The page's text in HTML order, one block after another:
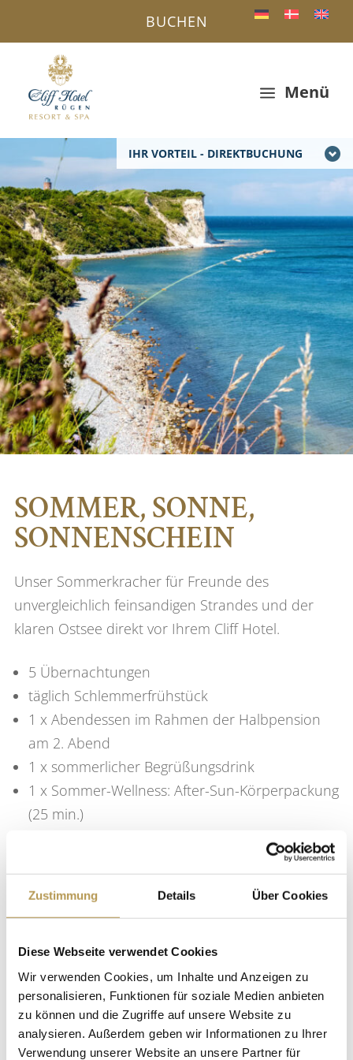
Zustimmung Details Über Cookies
Diese Webseite verwendet Cookies
Wir verwenden Cookies, um Inhalte und Anzeigen zu
personalisieren, Funktionen für soziale Medien anbieten
zu können und die Zugriffe auf unsere Website zu
analysieren. Außerdem geben wir Informationen zu Ihrer
Verwendung unserer Website an unsere Partner für
IHR VORTEIL - DIREKTBUCHUNG
a Menü
BUCHEN
SOMMER, SONNE,
SONNENSCHEIN
Unser Sommerkracher für Freunde des
unvergleichlich feinsandigen Strandes und der
klaren Ostsee direkt vor Ihrem Cliff Hotel.
5 Übernachtungen
täglich Schlemmerfrühstück
1 x Abendessen im Rahmen der Halbpension
am 2. Abend
1 x sommerlicher Begrüßungsdrink
1 x Sommer-Wellness: After-Sun-Körperpackung
(25 min.)
1 x Kaffee oder Tee und Kuchen aus unserer
Nutzung des »RÜLAX« Beauty & SPA
kostenfreies WLAN
Ihres Aufenthaltes
PKW-Stellplatz im Wert von 15 € pro Tag bei
Buchung bis 31.03.2026
Parkrabatt von 10 € pro Tag bei Buchung ab
01.04.2026